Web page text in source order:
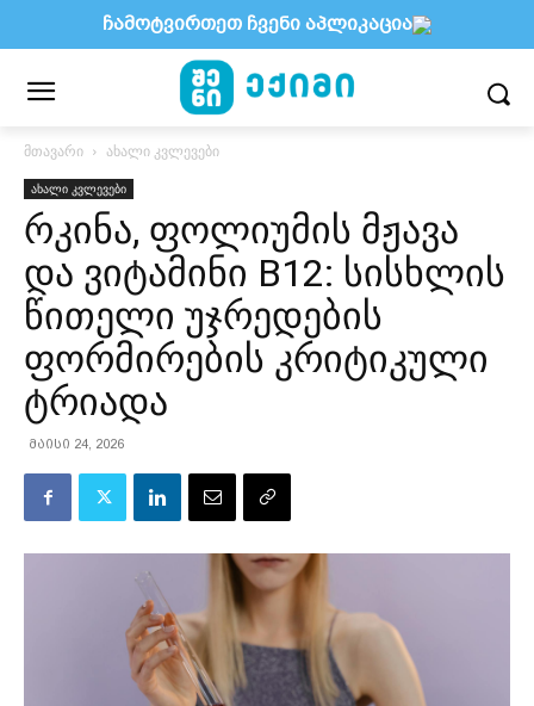
მთავარი ახალი კვლევები
ახალი კვლევები
რკინა, ფოლიუმის მჟავა
და ვიტამინი B12: სისხლის
წითელი უჯრედების
ფორმირების კრიტიკული
ტრიადა
მაისი 24, 2026
ჩამოტვირთეთ ჩვენი აპლიკაცია